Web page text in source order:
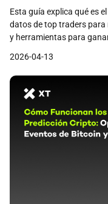
Cripto Futuros de
Esta guía explica qué es
datos de top traders
y herramientas para
2026-04-13